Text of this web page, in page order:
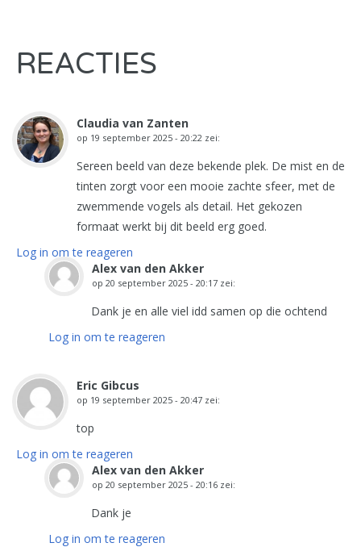
REACTIES
Claudia van Zanten
op 19 september 2025 - 20:22 zei:
Sereen beeld van deze bekende plek. De mist en de
tinten zorgt voor een mooie zachte sfeer, met de
zwemmende vogels als detail. Het gekozen
formaat werkt bij dit beeld erg goed.
Log in om te reageren
Alex van den Akker
op 20 september 2025 - 20:17 zei:
Dank je en alle viel idd samen op die ochtend
Log in om te reageren
Eric Gibcus
op 19 september 2025 - 20:47 zei:
top
Log in om te reageren
Alex van den Akker
op 20 september 2025 - 20:16 zei:
Dank je
Log in om te reageren